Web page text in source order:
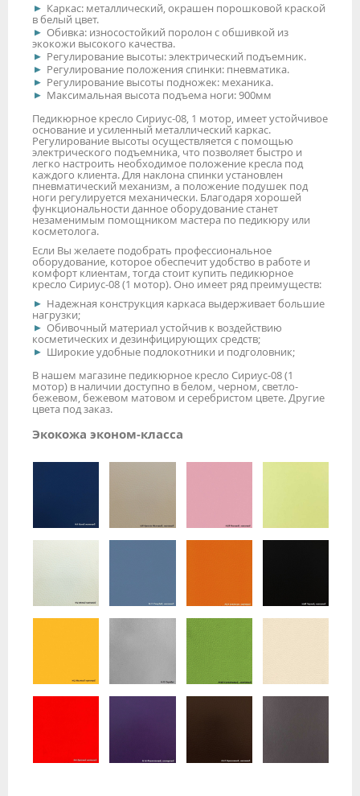
Каркас: металлический, окрашен порошковой краской
в белый цвет.
Обивка: износостойкий поролон с обшивкой из
экокожи высокого качества.
Регулирование высоты: электрический подъемник.
Регулирование положения спинки: пневматика.
Регулирование высоты подножек: механика.
Максимальная высота подъема ноги: 900мм
Педикюрное кресло Сириус-08, 1 мотор, имеет устойчивое
основание и усиленный металлический каркас.
Регулирование высоты осуществляется с помощью
электрического подъемника, что позволяет быстро и
легко настроить необходимое положение кресла под
каждого клиента. Для наклона спинки установлен
пневматический механизм, а положение подушек под
ноги регулируется механически. Благодаря хорошей
функциональности данное оборудование станет
незаменимым помощником мастера по педикюру или
косметолога.
Если Вы желаете подобрать профессиональное
оборудование, которое обеспечит удобство в работе и
комфорт клиентам, тогда стоит купить педикюрное
кресло Сириус-08 (1 мотор). Оно имеет ряд преимуществ:
Надежная конструкция каркаса выдерживает большие
нагрузки;
Обивочный материал устойчив к воздействию
косметических и дезинфицирующих средств;
Широкие удобные подлокотники и подголовник;
В нашем магазине педикюрное кресло Сириус-08 (1
мотор) в наличии доступно в белом, черном, светло-
бежевом, бежевом матовом и серебристом цвете. Другие
цвета под заказ.
Экокожа эконом-класса